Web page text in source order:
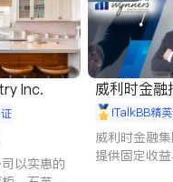
Inc.
以实惠的
威利时金融
iTalkBB精
威利时金融
提供固定收